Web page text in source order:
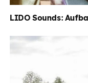
LIDO Sounds: